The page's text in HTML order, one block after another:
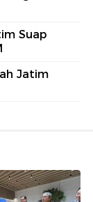
Suap
Jatim